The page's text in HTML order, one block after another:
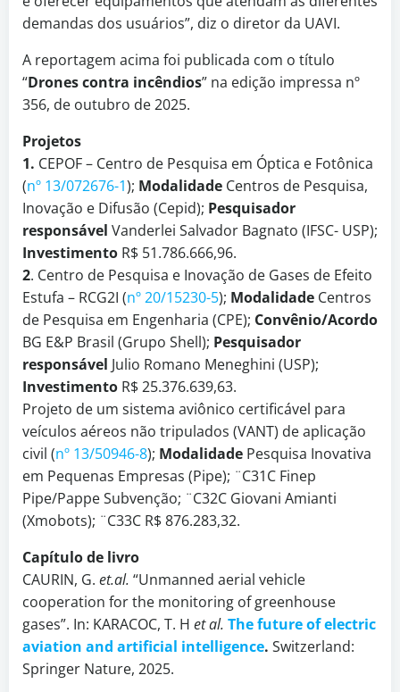
demandas dos usuários”, diz o diretor da UAVI.
A reportagem acima foi publicada com o título
“Drones contra incêndios” na edição impressa nº
356, de outubro de 2025.
Projetos
1. CEPOF – Centro de Pesquisa em Óptica e Fotônica
(nº 13/072676-1); Modalidade Centros de Pesquisa,
Inovação e Difusão (Cepid); Pesquisador
responsável Vanderlei Salvador Bagnato (IFSC- USP);
Investimento R$ 51.786.666,96.
2. Centro de Pesquisa e Inovação de Gases de Efeito
Estufa – RCG2I (nº 20/15230-5); Modalidade Centros
de Pesquisa em Engenharia (CPE); Convênio/Acordo
BG E&P Brasil (Grupo Shell); Pesquisador
responsável Julio Romano Meneghini (USP);
Investimento R$ 25.376.639,63.
Projeto de um sistema aviônico certificável para
veículos aéreos não tripulados (VANT) de aplicação
civil (nº 13/50946-8); Modalidade Pesquisa Inovativa
em Pequenas Empresas (Pipe); ¨C31C Finep
Pipe/Pappe Subvenção; ¨C32C Giovani Amianti
(Xmobots); ¨C33C R$ 876.283,32.
Capítulo de livro
CAURIN, G. et.al. “Unmanned aerial vehicle
cooperation for the monitoring of greenhouse
gases”. In: KARACOC, T. H et al. The future of electric
aviation and artificial intelligence. Switzerland:
Springer Nature, 2025.